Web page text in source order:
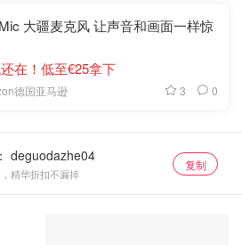
大疆麦克风 让声音和画面一样惊
在！低至€25拿下
德国亚马逊 3 0
精华折扣不漏掉
复制